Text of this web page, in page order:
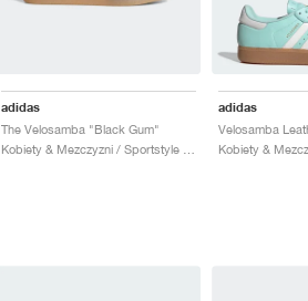
adidas
The Velosamba "Black Gum"
adidas